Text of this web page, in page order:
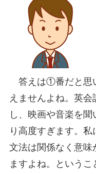
答えは①番だと思
えませんよね。英
し、映画や音楽を
り高度すぎます。
文法は関係なく意味
ますよね。という